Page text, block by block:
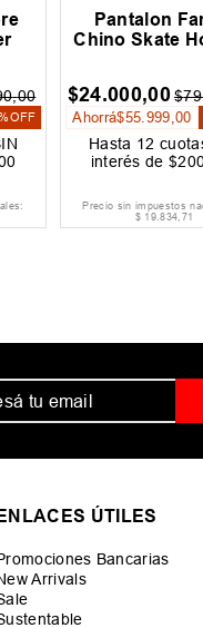
,00
OFF
Pantalon
Chino Skate
$24.000,00$79
Ahorrá$55 999 00
Hasta 12
interés de$
Precio sin impuestos
$ 19.834,71
ÚTILES
Bancarias
Arrivals